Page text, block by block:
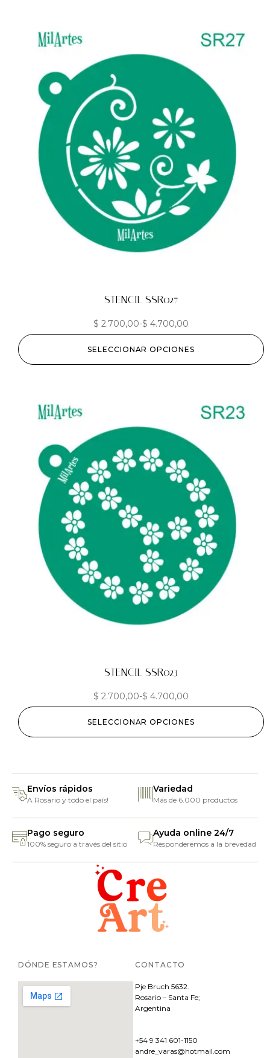
STENCIL SSR027
$ 2.700,00-$ 4.700,00
SELECCIONAR OPCIONES
STENCIL SSR023
$ 2.700,00-$ 4.700,00
SELECCIONAR OPCIONES
Envíos rápidos
A Rosario y todo el país!
Variedad
Más de 6.000 productos
Pago seguro
100% seguro a través del sitio
Ayuda online 24/7
Responderemos a la brevedad
DÓNDE ESTAMOS? CONTACTO
Pje Bruch 5632.
Rosario – Santa Fe;
Argentina
+54 9 341 601-1150
andre_varas@hotmail.com